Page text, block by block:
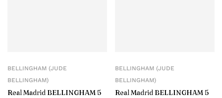
BELLINGHAM (JUDE
BELLINGHAM)
Real Madrid BELLINGHAM 5
BELLINGHAM (JUDE
BELLINGHAM)
Real Madrid BELLINGHAM 5